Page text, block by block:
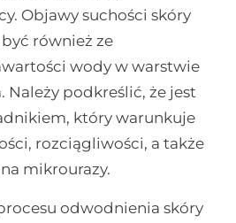
Objawy suchości skóry
również ze
wody w warstwie
Należy podkreślić, że jest
który warunkuje
rozciągliwości, a także
mikrourazy.
odwodnienia skóry